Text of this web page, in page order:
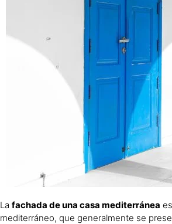
Lafachada de una casa mediterránea
mediterráneo, que generalmente se